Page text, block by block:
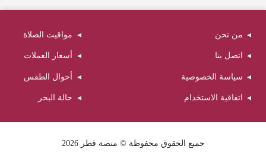
من نحن
اتصل بنا
سياسة الخصوصية
اتفاقية الاستخدام
مواقيت الصلاة
أسعار العملات
أحوال الطقس
حالة البحر
جميع الحقوق محفوظة © منصة قطر 2026